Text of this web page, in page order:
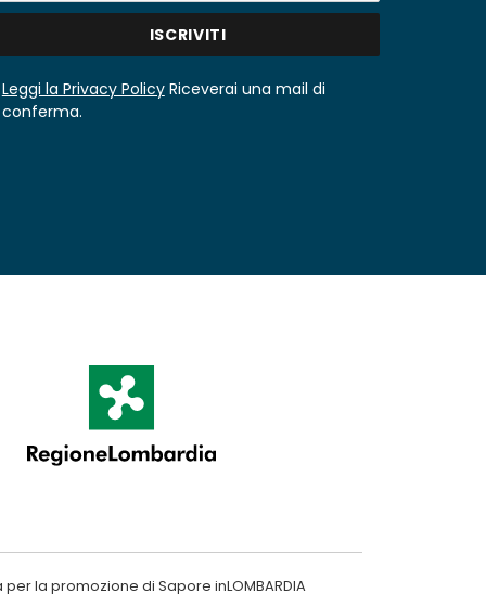
Leggi la Privacy PolicyRiceverai una mail di
conferma.
la promozione di Sapore inLOMBARDIA